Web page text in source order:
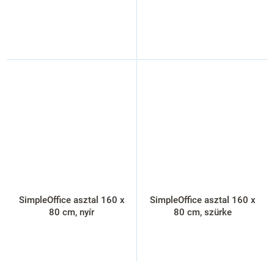
SimpleOffice asztal 160 x
80 cm, nyír
SimpleOffice asztal 160 x
80 cm, szürke